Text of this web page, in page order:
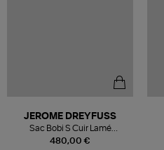
480,00 €
JEROME DREYFUSS
Sac Bobi S Cuir Lamé
Champagne